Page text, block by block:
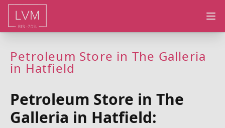
Petroleum Store in The Galleria
in Hatfield
Petroleum Store in The
Galleria in Hatfield: